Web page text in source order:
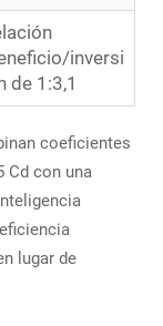
inversi
de 1:3,1
coeficientes
Cd con una
lugar de